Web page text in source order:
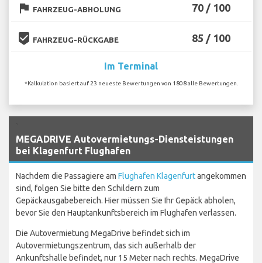
flag FAHRZEUG-ABHOLUNG 70 / 100
beenhere FAHRZEUG-RÜCKGABE 85 / 100
Im Terminal
*Kalkulation basiert auf 23 neueste Bewertungen von 1808 alle Bewertungen.
MEGADRIVE Autovermietungs-Diensteistungen
bei Klagenfurt Flughafen
Nachdem die Passagiere am Flughafen Klagenfurtangekommen
sind, folgen Sie bitte den Schildern zum
Gepäckausgabebereich. Hier müssen Sie Ihr Gepäck abholen,
bevor Sie den Hauptankunftsbereich im Flughafen verlassen.
Die Autovermietung MegaDrive befindet sich im
Autovermietungszentrum, das sich außerhalb der
Ankunftshalle befindet, nur 15 Meter nach rechts. MegaDrive